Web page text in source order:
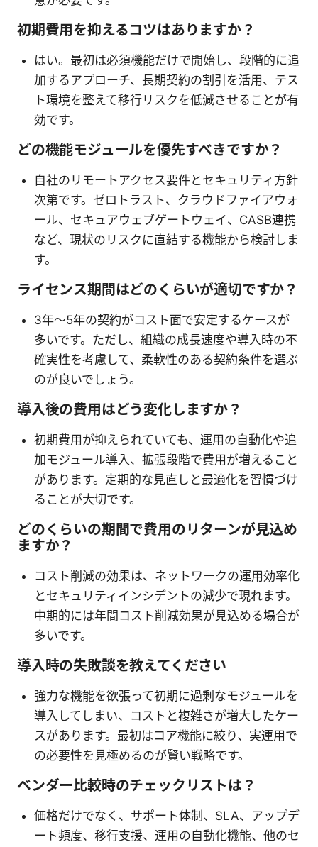
初期費用を抑えるコツはありますか？
はい。最初は必須機能だけで開始し、段階的に追
加するアプローチ、長期契約の割引を活用、テス
ト環境を整えて移行リスクを低減させることが有
効です。
どの機能モジュールを優先すべきですか？
自社のリモートアクセス要件とセキュリティ方針
次第です。ゼロトラスト、クラウドファイアウォ
ール、セキュアウェブゲートウェイ、CASB連携
など、現状のリスクに直結する機能から検討しま
す。
ライセンス期間はどのくらいが適切ですか？
3年〜5年の契約がコスト面で安定するケースが
多いです。ただし、組織の成長速度や導入時の不
確実性を考慮して、柔軟性のある契約条件を選ぶ
のが良いでしょう。
導入後の費用はどう変化しますか？
初期費用が抑えられていても、運用の自動化や追
加モジュール導入、拡張段階で費用が増えること
があります。定期的な見直しと最適化を習慣づけ
ることが大切です。
どのくらいの期間で費用のリターンが見込め
ますか？
コスト削減の効果は、ネットワークの運用効率化
とセキュリティインシデントの減少で現れます。
中期的には年間コスト削減効果が見込める場合が
多いです。
導入時の失敗談を教えてください
強力な機能を欲張って初期に過剰なモジュールを
導入してしまい、コストと複雑さが増大したケー
スがあります。最初はコア機能に絞り、実運用で
の必要性を見極めるのが賢い戦略です。
ベンダー比較時のチェックリストは？
価格だけでなく、サポート体制、SLA、アップデ
ート頻度、移行支援、運用の自動化機能、他のセ